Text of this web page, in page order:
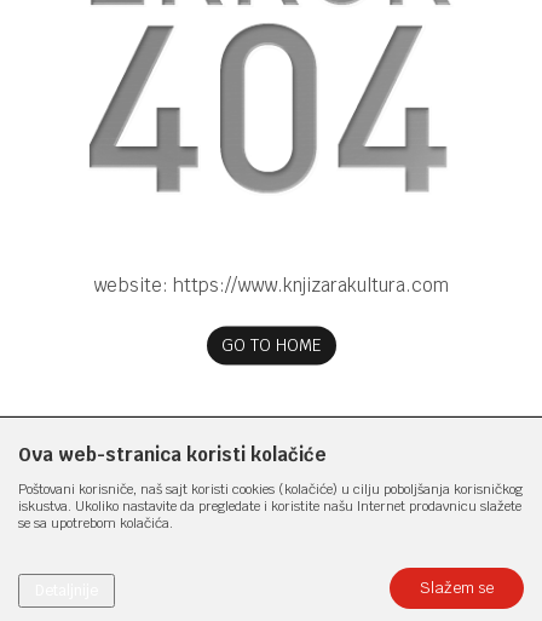
website: https://www.knjizarakultura.com
GO TO HOME
Ova web-stranica koristi kolačiće
Poštovani korisniče, naš sajt koristi cookies (kolačiće) u cilju poboljšanja korisničkog
iskustva. Ukoliko nastavite da pregledate i koristite našu Internet prodavnicu slažete
se sa upotrebom kolačića.
Slažem se